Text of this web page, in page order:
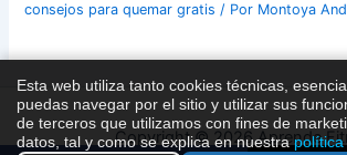
consejos para quemar gratis / Por Montoya
Copyright © 2026 Aprende
Esta web utiliza tanto cookies técnicas,
puedas navegar por el sitio y utilizar sus
de terceros que utilizamos con fines de
datos, tal y como se explica en nuestrapolítica